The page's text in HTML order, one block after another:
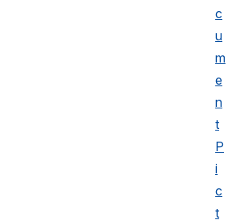
c
u
m
e
n
t
P
i
c
t